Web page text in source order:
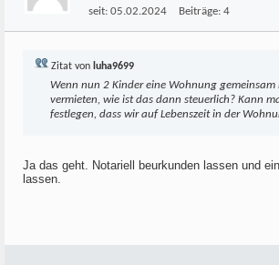
seit: 05.02.2024 Beiträge: 4
Zitat von luha9699
Wenn nun 2 Kinder eine Wohnung gemeinsam
vermieten, wie ist das dann steuerlich? Kann
festlegen, dass wir auf Lebenszeit in der
Ja das geht. Notariell beurkunden lassen und
lassen.